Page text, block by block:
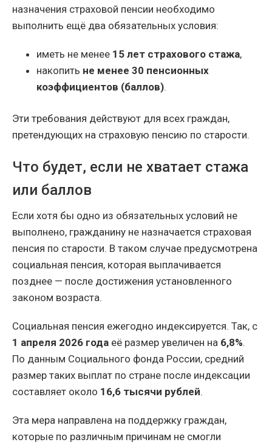
назначения страховой пенсии необходимо
выполнить ещё два обязательных условия:
иметь не менее 15 лет страхового стажа,
накопить не менее 30 пенсионных
коэффициентов (баллов).
Эти требования действуют для всех граждан,
претендующих на страховую пенсию по старости.
Что будет, если не хватает стажа
или баллов
Если хотя бы одно из обязательных условий не
выполнено, гражданину не назначается страховая
пенсия по старости. В таком случае предусмотрена
социальная пенсия, которая выплачивается
позднее — после достижения установленного
законом возраста.
Социальная пенсия ежегодно индексируется. Так, с
1 апреля 2026 года её размер увеличен на 6,8%.
По данным Социального фонда России, средний
размер таких выплат по стране после индексации
составляет около 16,6 тысячи рублей.
Эта мера направлена на поддержку граждан,
которые по различным причинам не смогли